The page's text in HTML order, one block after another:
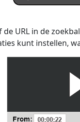
URL in de
kunt instellen,